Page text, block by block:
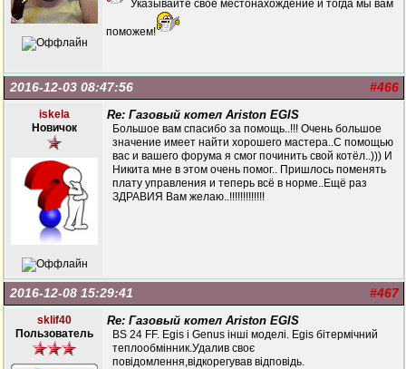
Указывайте свое местонахождение и тогда мы вам
поможем!
#466
2016-12-03 08:47:56
iskela
Новичок
Re: Газовый котел Ariston EGIS
Большое вам спасибо за помощь..!!! Очень большое
значение имеет найти хорошего мастера..С помощью
вас и вашего форума я смог починить свой котёл..))) И
Никита мне в этом очень помог.. Пришлось поменять
плату управления и теперь всё в норме..Ещё раз
ЗДРАВИЯ Вам желаю..!!!!!!!!!!!!!
#467
2016-12-08 15:29:41
sklif40
Пользователь
Re: Газовый котел Ariston EGIS
BS 24 FF. Egis i Genus інші моделі. Egis бітермічний
теплообмінник.Удалив своє
повідомлення,відкорегував відповідь.